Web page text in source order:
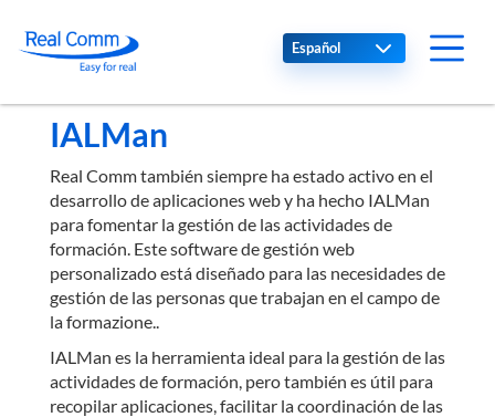
Select your language
IALMan
Real Comm también siempre ha estado activo en el
desarrollo de aplicaciones web y ha hecho IALMan
para fomentar la gestión de las actividades de
formación. Este software de gestión web
personalizado está diseñado para las necesidades de
gestión de las personas que trabajan en el campo de
la formazione..
IALMan es la herramienta ideal para la gestión de las
actividades de formación, pero también es útil para
recopilar aplicaciones, facilitar la coordinación de las